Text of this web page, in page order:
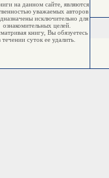
на данном сайте, являются
уважаемых авторов
исключительно для
ознакомительных целей.
книгу, Вы обязуетесь
течении суток ее удалить.